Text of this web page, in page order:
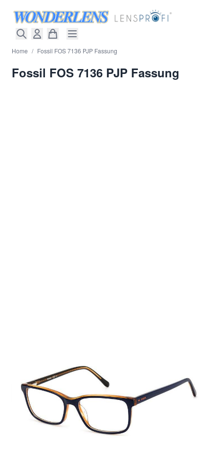
Home / Fossil FOS 7136 PJP Fassung
Fossil FOS 7136 PJP Fassung
zzgl.Versandkosten
Menge
In den Warenkorb